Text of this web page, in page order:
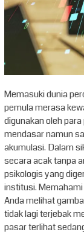
Memasuki dunia
pemula merasa
digunakan oleh
mendasar namun
akumulasi. Dalam
secara acak tanpa
psikologis yang
institusi.
Anda melihat
tidak lagi terjebak
pasar terlihat